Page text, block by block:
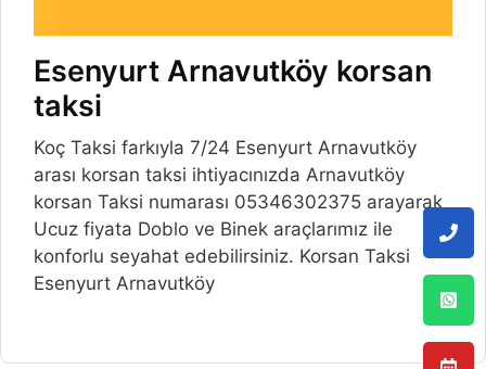
Esenyurt Arnavutköy korsan
taksi
Koç Taksi farkıyla 7/24 Esenyurt Arnavutköy
arası korsan taksi ihtiyacınızda Arnavutköy
korsan Taksi numarası 05346302375 arayarak
Ucuz fiyata Doblo ve Binek araçlarımız ile
konforlu seyahat edebilirsiniz. Korsan Taksi
Esenyurt Arnavutköy